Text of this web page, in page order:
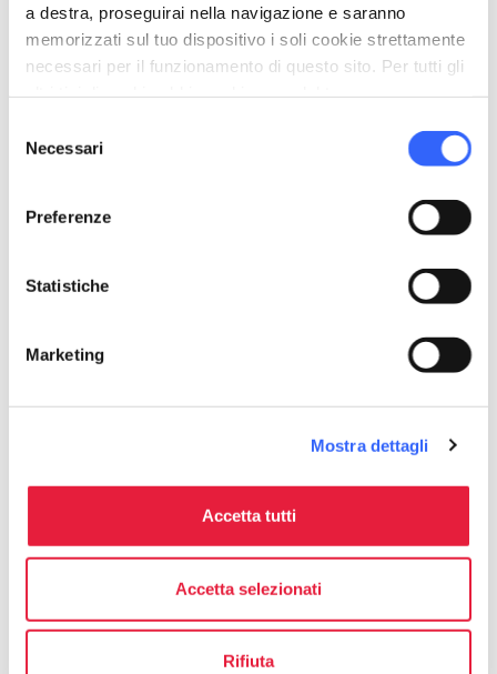
a destra, proseguirai nella navigazione e saranno
memorizzati sul tuo dispositivo i soli cookie strettamente
necessari per il funzionamento di questo sito. Per tutti gli
delNecessari
Preferenze
Statistiche
Marketing
Mostra dettagli
Accetta tutti
Accetta selezionati
Rifiuta
IlTeatro di Rifredi,vicinissimo alla fermata
Vittorio Emanuele,ospita stagioni variegate
adatte a molti tipi di pubblico.
, a poche centinaia di metri
, è un interessante
esempio di architettura razionalista italiana
nato come dopolavoro per gli operai della
. La programmazione
prevede 4 filoni principali: satira, prosa,
contaminazione fra teatro, danza e musica, e
infine, teatro off.